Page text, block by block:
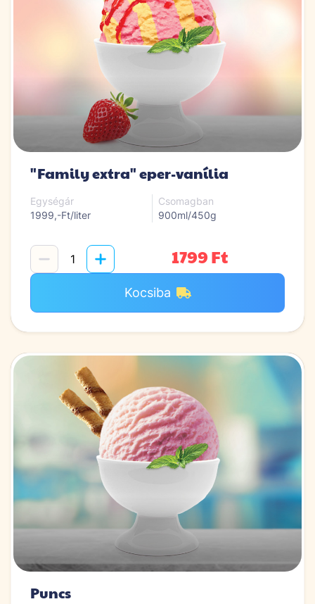
"Family extra" eper-vanília
Egységár
1999,-Ft/liter
Csomagban
900ml/450g
1799 Ft
Kocsiba
Puncs